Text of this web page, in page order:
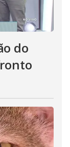
do